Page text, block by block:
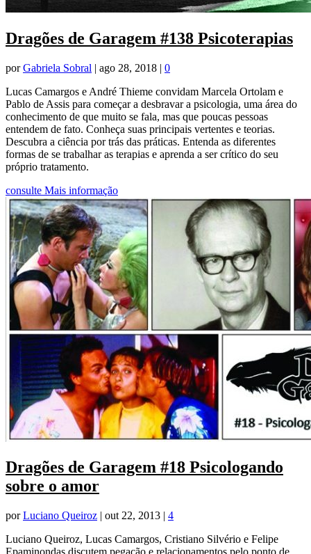
Dragões de Garagem #138 Psicoterapias
porGabriela Sobral | ago 28, 2018 | 0
Lucas Camargos e André Thieme convidam Marcela Ortolam e
Pablo de Assis para começar a desbravar a psicologia, uma área do
conhecimento de que muito se fala, mas que poucas pessoas
entendem de fato. Conheça suas principais vertentes e teorias.
Descubra a ciência por trás das práticas. Entenda as diferentes
formas de se trabalhar as terapias e aprenda a ser crítico do seu
próprio tratamento.
consulte Mais informação
Dragões de Garagem #18 Psicologando
sobre o amor
porLuciano Queiroz | out 22, 2013 | 4
Luciano Queiroz, Lucas Camargos, Cristiano Silvério e Felipe